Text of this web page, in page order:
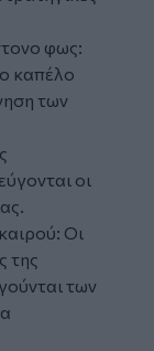
φως:
καπέλο
των
οι
Οι
της
των